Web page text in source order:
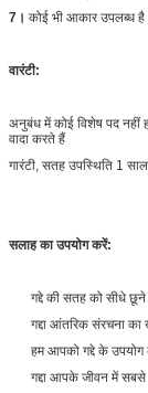
7। कोई भी आकार उपलब्ध
वारंटी:
अनुबंध में कोई विशेष पद नहीं
वादा करते हैं
गारंटी, सतह उपस्थिति 1
सलाह का उपयोग करें:
गद्दे की सतह को सीधे
गद्दा आंतरिक संरचना
हम आपको गद्दे के
गद्दा आपके जीवन में